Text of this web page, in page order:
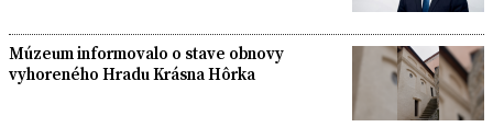
Múzeum informovalo o stave obnovy
vyhoreného Hradu Krásna Hôrka